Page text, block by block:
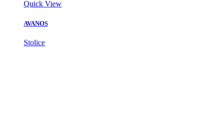
Quick View
AVANOS
Stolice